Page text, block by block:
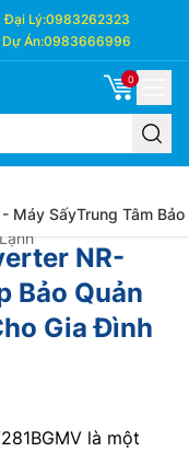
Đại Lý:0983262323
Dự Án:0983666996
0
Máy SấyTrung Tâm Bảo
NR-
Bảo Quản
Gia Đình
là một